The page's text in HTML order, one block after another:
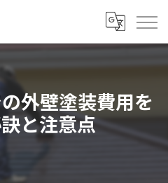
外壁塗装費用を
と注意点